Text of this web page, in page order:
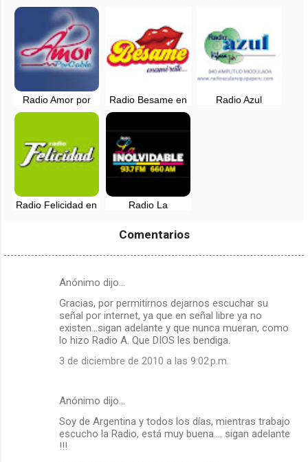
vivo - 94.7 FM -
Huaral, Lima
Radio Amor por
Cable en vivo -
Radio Besame en
vivo - Lima, Perú
Radio Azul
Radio Felicidad en
Radio La
Comentarios
Anónimo dijo…
Gracias, por permitirnos dejarnos escuchar su
señal por internet, ya que en señal libre ya no
existen...sigan adelante y que nunca mueran, como
lo hizo Radio A. Que DIOS les bendiga.
3 de diciembre de 2010 a las 9:02 p.m.
Anónimo dijo…
Soy de Argentina y todos los días, mientras trabajo
escucho la Radio, está muy buena.... sigan adelante
!!!